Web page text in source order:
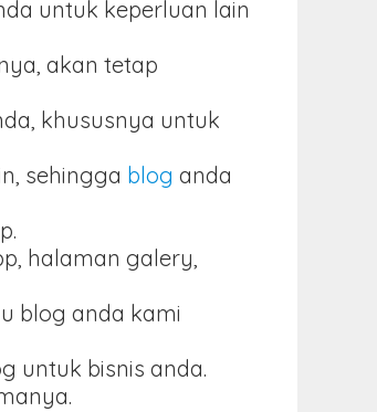
untuk keperluan lain
akan tetap
khususnya untuk
sehingga blog anda
halaman galery,
blog anda kami
untuk bisnis anda.